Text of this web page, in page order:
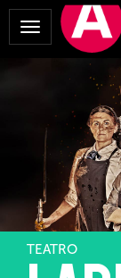
Mostrar
Menú
TEATRO